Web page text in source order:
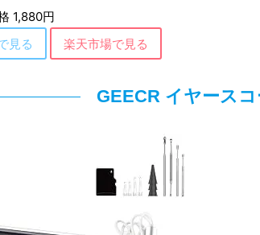
1,880円
見る
楽天市場で見る
GEECR イヤース